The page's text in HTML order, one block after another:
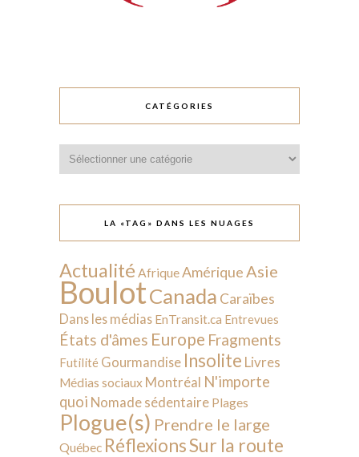
CATÉGORIES
LA «TAG» DANS LES NUAGES
Actualité AfriqueAmérique Asie
BoulotCanada Caraïbes
Dans les médias EnTransit.ca Entrevues
États d'âmes Europe Fragments
Futilité Gourmandise Insolite Livres
Médias sociaux Montréal N'importe
quoi Nomade sédentaire Plages
Plogue(s) Prendre le large
Québec RéflexionsSur la route